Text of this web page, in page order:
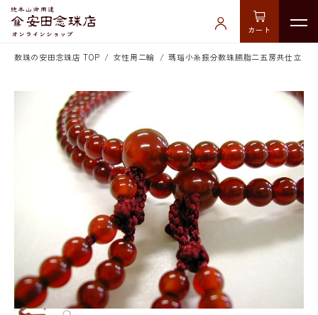
カート
数珠の安田念珠店 TOP 女性用二輪 瑪瑙小糸振分数珠臙脂二五房共仕立